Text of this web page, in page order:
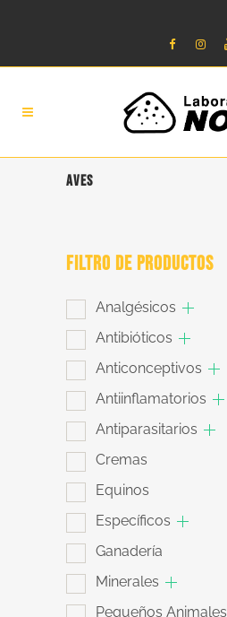
AVES
FILTRO DE PRODUCTOS
Analgésicos
Antibióticos
Anticonceptivos
Antiinflamatorios
Antiparasitarios
Cremas
Equinos
Específicos
Ganadería
Minerales
Pequeños Animales